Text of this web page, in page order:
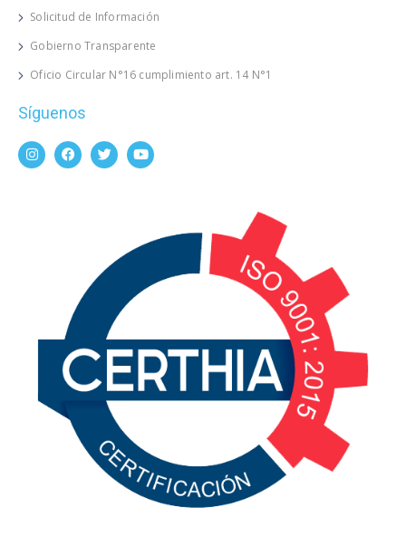
Solicitud de Información
Gobierno Transparente
Oficio Circular N°16 cumplimiento art. 14 N°1
Síguenos